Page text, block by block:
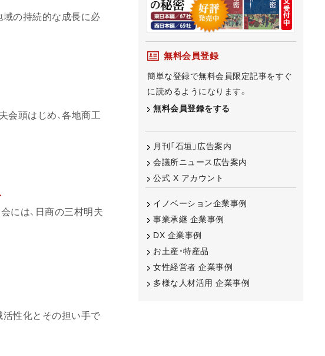
域の持続的な成長に必
会頭はじめ、各地商工
には、日商の三村明夫
活性化とその担い手で
無料会員登録
簡単な登録で無料会員限定記事をすぐ
に読めるようになります。
無料会員登録をする
月刊「石垣」広告案内
会議所ニュース広告案内
公式 X アカウント
イノベーション企業事例
事業承継 企業事例
DX 企業事例
お土産・特産品
女性経営者 企業事例
多様な人材活用 企業事例